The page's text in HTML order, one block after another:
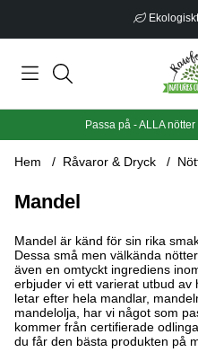
Fri
Passa på - ALLA
Hem Råvaror & Dryck
Mandel
Mandel är känd för sin rika
Dessa små men välkända
även en omtyckt ingrediens
erbjuder vi ett varierat utbud av
letar efter hela mandlar,
mandelolja, har vi något som
kommer från certifierade
du får den bästa produkten på